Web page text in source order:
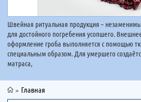
Швейная ритуальная продукция –
для достойного погребения усопшего.
оформление гроба выполняется с помощью
специальным образом. Для умершего
матраса,
» Главная